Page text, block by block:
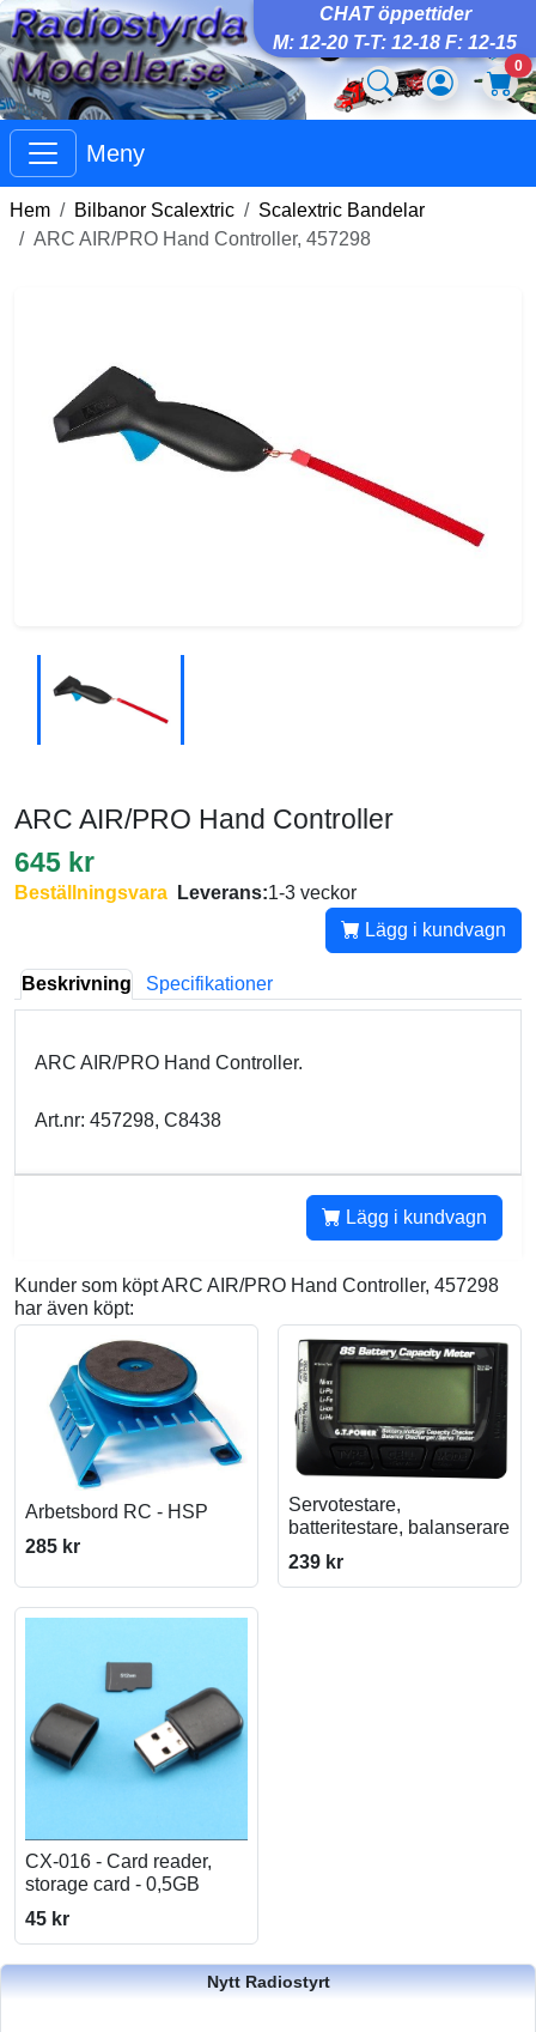
CHAT öppettider
M: 12-20 T-T: 12-18 F: 12-15
0
Meny
Hem Bilbanor Scalextric
Scalextric Bandelar
ARC AIR/PRO Hand Controller, 457298
ARC AIR/PRO Hand Controller
645 kr
Beställningsvara Leverans:1-3 veckor
Lägg i kundvagn
Beskrivning Specifikationer
ARC AIR/PRO Hand Controller.
Art.nr: 457298, C8438
Lägg i kundvagn
Kunder som köpt ARC AIR/PRO Hand Controller, 457298
har även köpt:
Arbetsbord RC - HSP
285 kr
Servotestare,
batteritestare, balanserare
239 kr
CX-016 - Card reader,
storage card - 0,5GB
45 kr
Nytt Radiostyrt